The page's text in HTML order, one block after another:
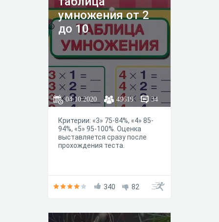
умножения от 2
до 10
04.10.2020 49619 34
Критерии: «3» 75-84%, «4» 85-
94%, «5» 95-100%. Оценка
выставляется сразу после
прохождения теста.
340 82